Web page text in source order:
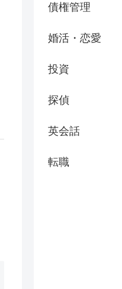
債権管理
婚活・恋愛
投資
探偵
英会話
転職